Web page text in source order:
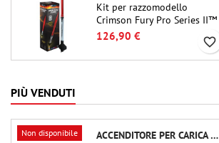
Kit per razzomodello
Crimson Fury Pro Series II™
per motori da 29 mm di tipo
modellisti esperti, Crimson
126,90 € favorite_border
PIÙ VENDUTI
Non disponibile
ACCENDITORE PER CARICA DI ESPULSIONE (CHIP-TYPE)